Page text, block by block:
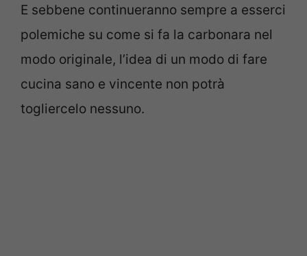
E sebbene continueranno sempre a esserci
polemiche su come si fa la carbonara nel
modo originale, l’idea di un modo di fare
cucina sano e vincente non potrà
togliercelo nessuno.